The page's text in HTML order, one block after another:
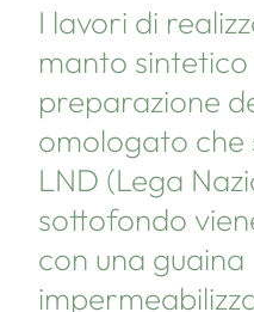
I lavori di
manto
preparazione
omologato che
LND (Lega
sottofondo
con una guaina